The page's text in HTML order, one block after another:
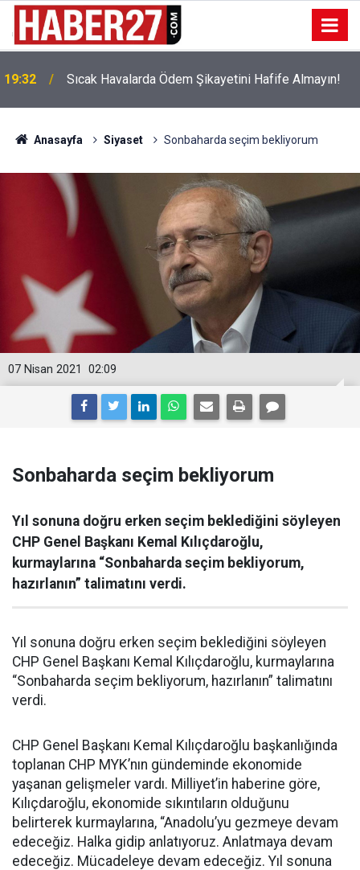
19:32 Sıcak Havalarda Ödem Şikayetini Hafife Almayın!
Anasayfa Siyaset Sonbaharda seçim bekliyorum
02:09
07 Nisan 2021
Sonbaharda seçim bekliyorum
Yıl sonuna doğru erken seçim beklediğini söyleyen
CHP Genel Başkanı Kemal Kılıçdaroğlu,
kurmaylarına “Sonbaharda seçim bekliyorum,
hazırlanın” talimatını verdi.
Yıl sonuna doğru erken seçim beklediğini söyleyen
CHP Genel Başkanı Kemal Kılıçdaroğlu, kurmaylarına
“Sonbaharda seçim bekliyorum, hazırlanın” talimatını
verdi.
CHP Genel Başkanı Kemal Kılıçdaroğlu başkanlığında
toplanan CHP MYK’nın gündeminde ekonomide
yaşanan gelişmeler vardı. Milliyet’in haberine göre,
Kılıçdaroğlu, ekonomide sıkıntıların olduğunu
belirterek kurmaylarına, “Anadolu’yu gezmeye devam
edeceğiz. Halka gidip anlatıyoruz. Anlatmaya devam
edeceğiz. Mücadeleye devam edeceğiz. Yıl sonuna